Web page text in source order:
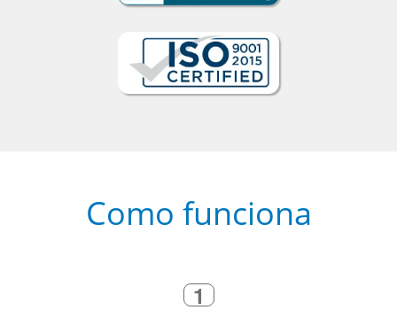
Escolha um curso presencial ou
online